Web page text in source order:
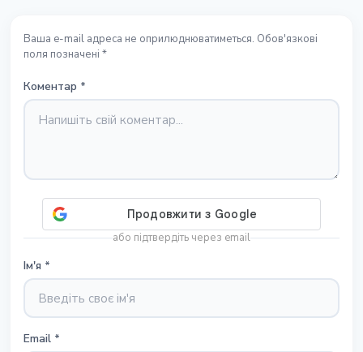
Ваша e-mail адреса не оприлюднюватиметься. Обов'язкові
поля позначені *
Коментар *
або підтвердіть через email
Ім'я *
Email *